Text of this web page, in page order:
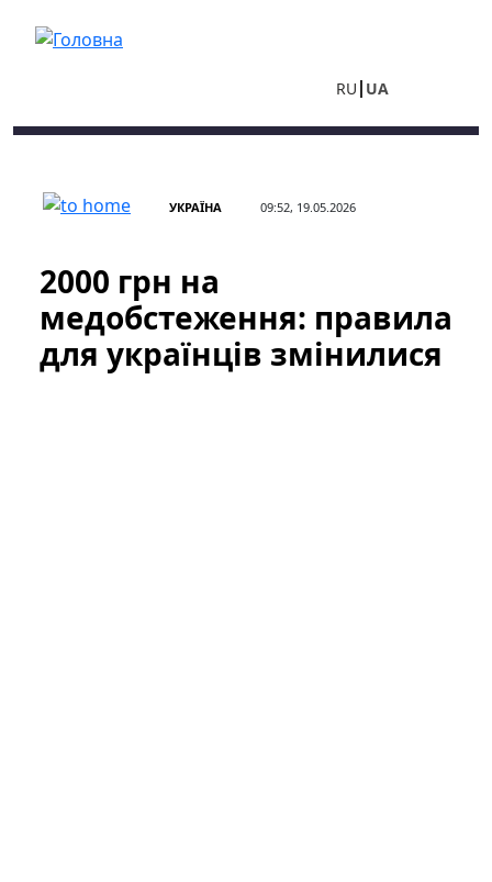
RU UA
УКРАЇНА 09:52, 19.05.2026
2000 грн на
медобстеження: правила
для українців змінилися